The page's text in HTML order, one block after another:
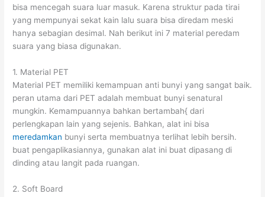
bisa mencegah suara luar masuk. Karena struktur pada tirai
yang mempunyai sekat kain lalu suara bisa diredam meski
hanya sebagian desimal. Nah berikut ini 7 material peredam
suara yang biasa digunakan.
1. Material PET
Material PET memiliki kemampuan anti bunyi yang sangat baik.
peran utama dari PET adalah membuat bunyi senatural
mungkin. Kemampuannya bahkan bertambah{ dari
perlengkapan lain yang sejenis. Bahkan, alat ini bisa
meredamkan bunyi serta membuatnya terlihat lebih bersih.
buat pengaplikasiannya, gunakan alat ini buat dipasang di
dinding atau langit pada ruangan.
2. Soft Board